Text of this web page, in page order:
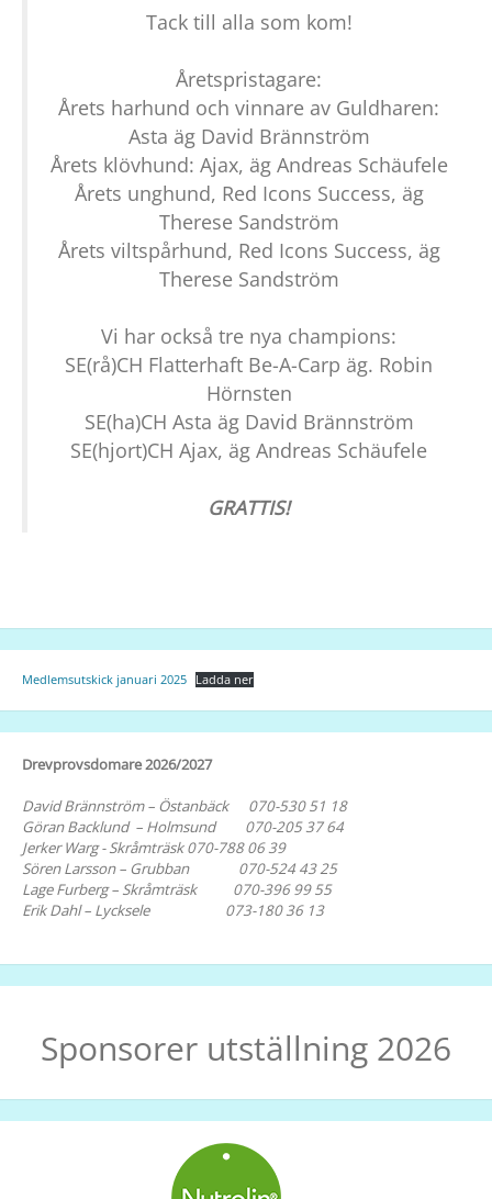
Tack till alla som kom!
Åretspristagare:
Årets harhund och vinnare av Guldharen:
Asta äg David Brännström
Årets klövhund: Ajax, äg Andreas Schäufele
Årets unghund, Red Icons Success, äg
Therese Sandström
Årets viltspårhund, Red Icons Success, äg
Therese Sandström
Vi har också tre nya champions:
SE(rå)CH Flatterhaft Be-A-Carp äg. Robin
Hörnsten
SE(ha)CH Asta äg David Brännström
SE(hjort)CH Ajax, äg Andreas Schäufele
GRATTIS!
Medlemsutskick januari 2025 Ladda ner
Drevprovsdomare 2026/2027
David Brännström – Östanbäck 070-530 51 18
Göran Backlund – Holmsund 070-205 37 64
Jerker Warg - Skråmträsk 070-788 06 39
Sören Larsson – Grubban 070-524 43 25
Lage Furberg – Skråmträsk 070-396 99 55
Erik Dahl – Lycksele 073-180 36 13
Sponsorer utställning 2026